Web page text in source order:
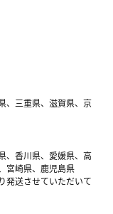
、三重県、滋賀県、京
、香川県、愛媛県、高
宮崎県、鹿児島県
発送させていただいて